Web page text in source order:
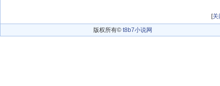
[关
版权所有© t8b7小说网